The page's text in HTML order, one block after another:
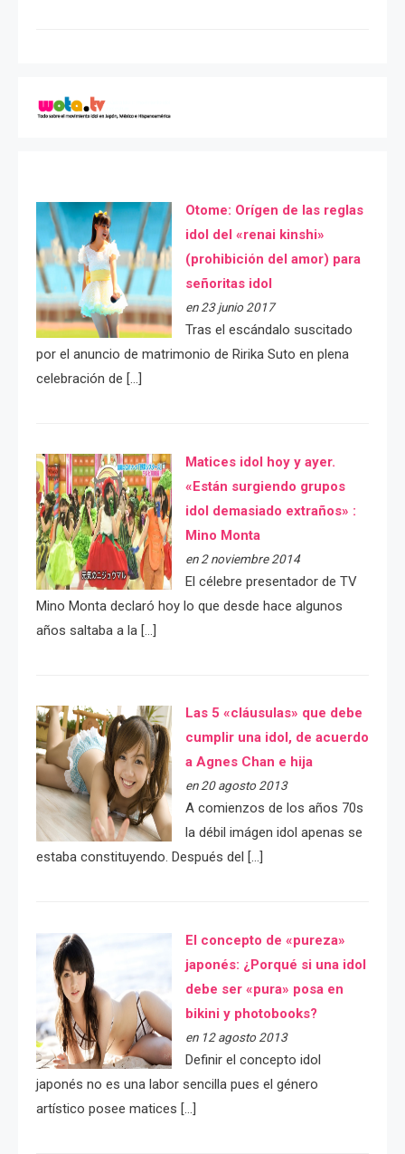
Otome: Orígen de las reglas
idol del «renai kinshi»
(prohibición del amor) para
señoritas idol
en 23 junio 2017
Tras el escándalo suscitado
por el anuncio de matrimonio de Ririka Suto en plena
celebración de […]
Matices idol hoy y ayer.
«Están surgiendo grupos
idol demasiado extraños» :
Mino Monta
en 2 noviembre 2014
El célebre presentador de TV
Mino Monta declaró hoy lo que desde hace algunos
años saltaba a la […]
Las 5 «cláusulas» que debe
cumplir una idol, de acuerdo
a Agnes Chan e hija
en 20 agosto 2013
A comienzos de los años 70s
la débil imágen idol apenas se
estaba constituyendo. Después del […]
El concepto de «pureza»
japonés: ¿Porqué si una idol
debe ser «pura» posa en
bikini y photobooks?
en 12 agosto 2013
Definir el concepto idol
japonés no es una labor sencilla pues el género
artístico posee matices […]